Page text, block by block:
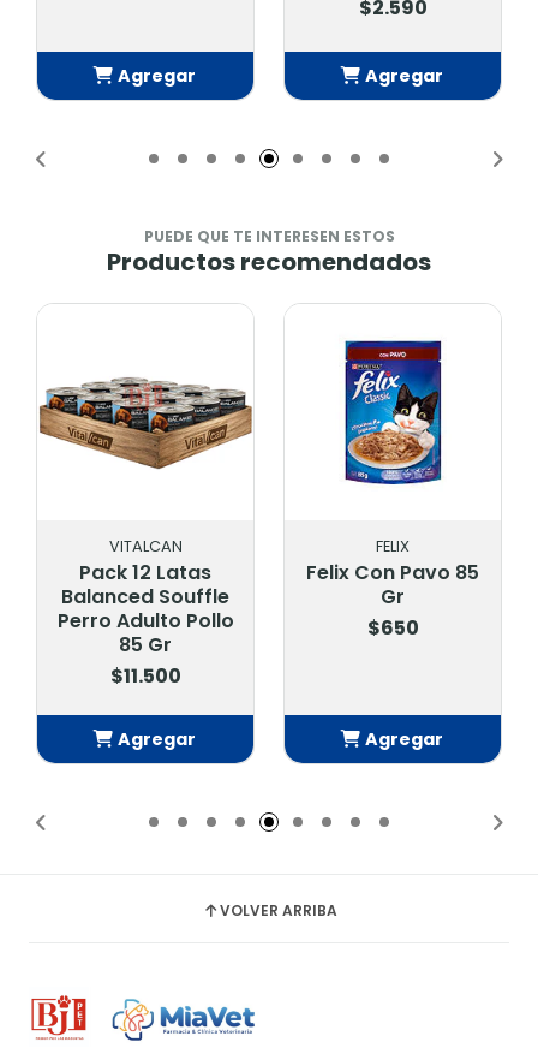
Agregar
$2.590
Agregar
PUEDE QUE TE INTERESEN ESTOS
Productos recomendados
VITALCAN
Pack 12 Latas
Balanced Souffle
Perro Adulto Pollo
85 Gr
$11.500
Agregar
FELIX
Felix Con Pavo 85
Gr
$650
Agregar
VOLVER ARRIBA